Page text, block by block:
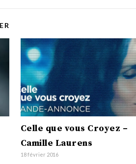
Celle que vous Croyez –
Camille Laurens
18 février 2016